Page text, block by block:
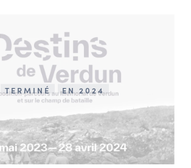
TERMINÉ EN 2024